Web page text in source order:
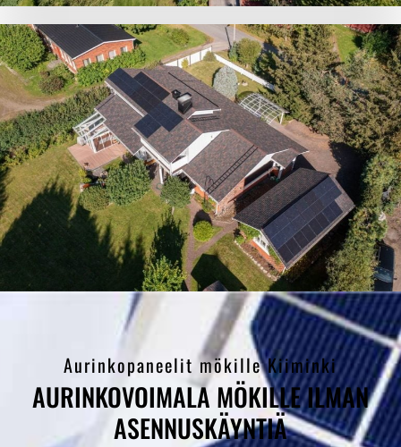
Aurinkopaneelit mökille Kiiminki
AURINKOVOIMALA MÖKILLE ILMAN
ASENNUSKÄYNTIÄ